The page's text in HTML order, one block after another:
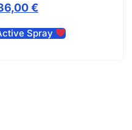
€
Spray